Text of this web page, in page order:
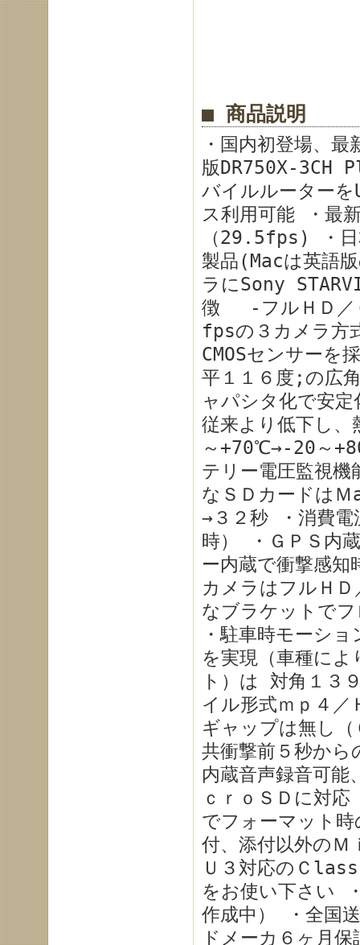
■ 商品説明
・国内初登場、
版DR750X-3CH
バイルルーターを
ス利用可能 ・最
（29.5fps) ・日
製品(Macは英語
ラにSony
徴 -フルＨＤ／
fpsの３カメラ
CMOSセンサー
平１１６度;の広
ャパシタ化で安
従来より低下し
～+70℃→-20～
テリー電圧監視
なＳＤカードは
→３２秒 ・消費電
時） ・ＧＰＳ内
ー内蔵で衝撃感
カメラはフルＨ
なブラケットで
・駐車時モーシ
を実現（車種に
ト）は 対角１３
イル形式ｍｐ４
ギャップは無し
共衝撃前５秒か
内蔵音声録音可
ｃｒｏＳＤに対
でフォーマット
付、添付以外のＭ
Ｕ３対応のＣ
をお使い下さい
作成中） ・全国
ドメーカ６ヶ月保